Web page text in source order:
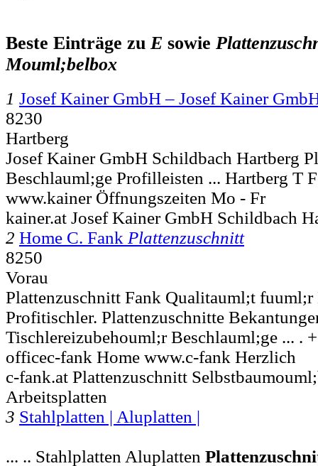
Beste Einträge zuE sowie
Mouml;belbox
1 Josef Kainer GmbH – Josef Kainer
8230
Hartberg
Josef Kainer GmbH Schildbach Hartberg
Beschlauml;ge Profilleisten ... Hartberg T
www.kainer Öffnungszeiten Mo - Fr
kainer.at Josef Kainer GmbH Schildbach
2 Home C. Fank Plattenzuschnitt
8250
Vorau
Plattenzuschnitt Fank Qualitauml;t
Profitischler. Plattenzuschnitte
Tischlereizubehouml;r Beschlauml;ge ... .
officec-fank Home www.c-fank Herzlich
c-fank.at Plattenzuschnitt
Arbeitsplatten
3 Stahlplatten | Aluplatten |
... .. Stahlplatten Aluplatten